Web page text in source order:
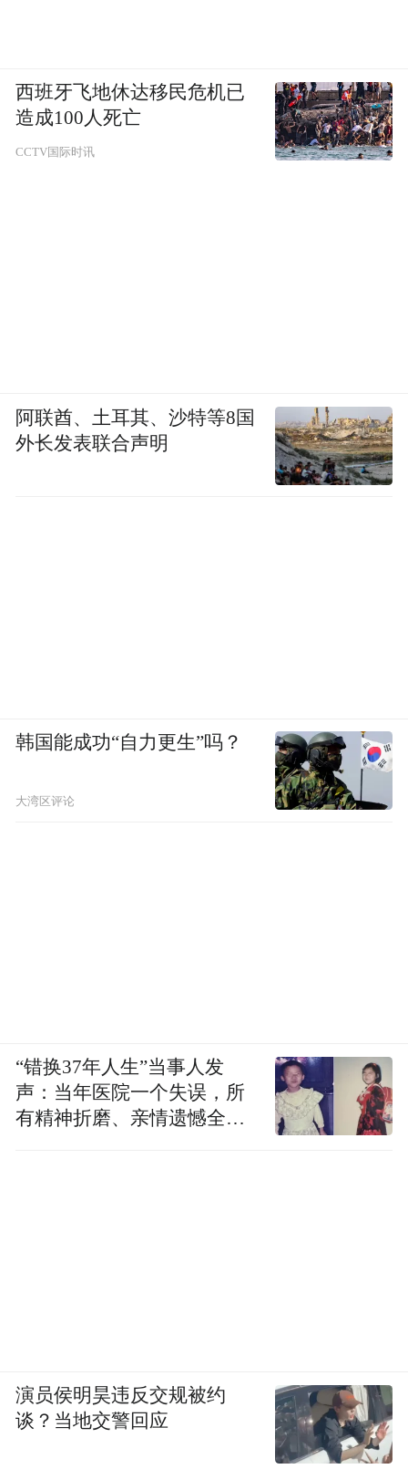
西班牙飞地休达移民危机已
造成100人死亡
CCTV国际时讯
阿联酋、土耳其、沙特等8国
外长发表联合声明
韩国能成功“自力更生”吗？
大湾区评论
“错换37年人生”当事人发
声：当年医院一个失误，所
有精神折磨、亲情遗憾全部
演员侯明昊违反交规被约
谈？当地交警回应